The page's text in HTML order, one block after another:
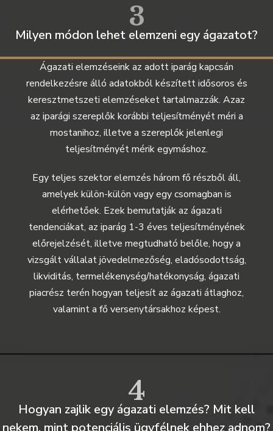
3
Milyen módon lehet elemzeni egy ágazatot?
Ágazati elemzéseink az adott iparág kapcsán
rendelkezésre álló adatokból készített idősoros és
keresztmetszeti elemzéseket tartalmazzák. Azaz
az iparági szereplők korábbi teljesítményét méri a
mostanihoz, illetve a szereplők jelenlegi
teljesítményét mérik egymáshoz.
Egy teljes szektor elemzés három fő részből áll,
amelyek külön-külön vagy egy csomagban is
elérhetőek. Ezek bemutatják az ágazati
tendenciákat, az iparág 1-3 éves teljesítményének
előrejelzését, illetve megtudható belőle, hogy a
vizsgált vállalat jövedelmezőség, eladósodottság,
likviditás, termelékenység/hatékonyság, ágazati
piacrész terén hogyan teljesít az ágazati átlaghoz,
valamint a fő versenytársakhoz képest.
4
Hogyan zajlik egy ágazati elemzés? Mit kell